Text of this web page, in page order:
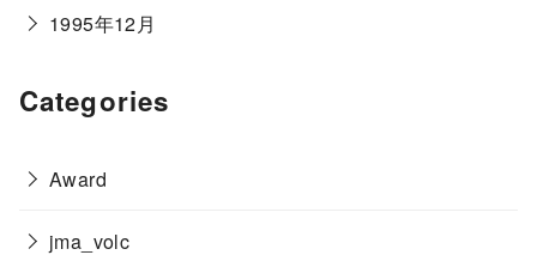
1995年12月
Categories
Award
jma_volc